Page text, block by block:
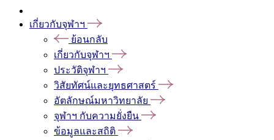
เกี่ยวกับจุฬาฯ
ย้อนกลับ
เกี่ยวกับจุฬาฯ
ประวัติจุฬาฯ
วิสัยทัศน์และยุทธศาสตร์
อัตลักษณ์มหาวิทยาลัย
จุฬาฯ กับความยั่งยืน
ข้อมูลและสถิติ